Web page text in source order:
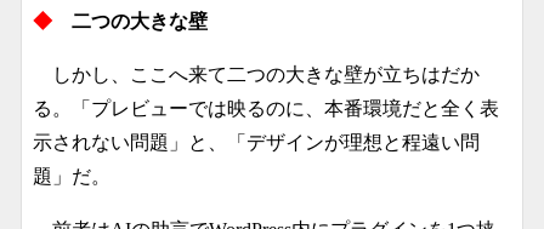
◆ 二つの大きな壁
しかし、ここへ来て二つの大きな壁が立ちはだか
る。「プレビューでは映るのに、本番環境だと全く表
示されない問題」と、「デザインが理想と程遠い問
題」だ。